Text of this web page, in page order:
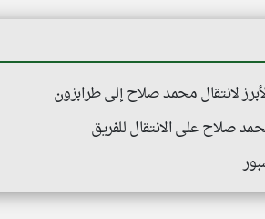
لانتقال محمد صلاح إلى طرابزون
صلاح على الانتقال للفريق